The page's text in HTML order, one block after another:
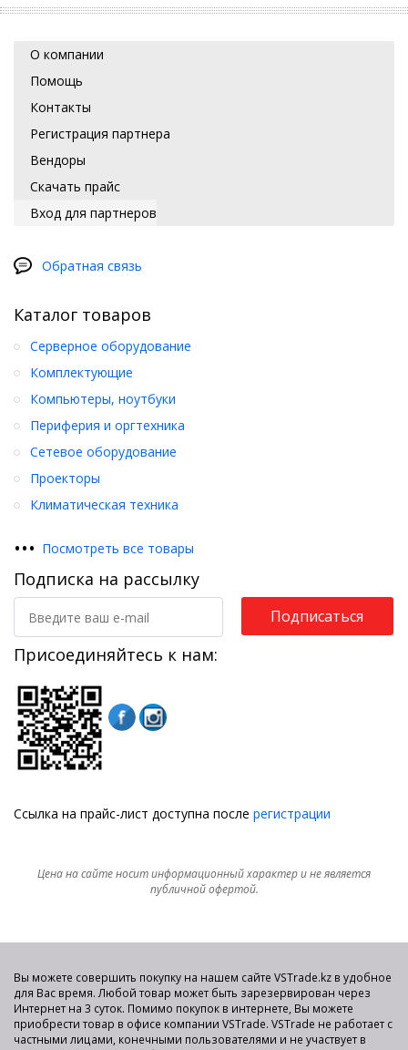
О компании
Помощь
Контакты
Регистрация партнера
Вендоры
Скачать прайс
Вход для партнеров
Обратная связь
Каталог товаров
Серверное оборудование
Комплектующие
Компьютеры, ноутбуки
Периферия и оргтехника
Сетевое оборудование
Проекторы
Климатическая техника
••• Посмотреть все товары
Подписка на рассылку
Подписаться
Присоединяйтесь к нам:
Ссылка на прайс-лист доступна после регистрации
Цена на сайте носит информационный характер и не является
публичной офертой.
Вы можете совершить покупку на нашем сайте VSTrade.kz в удобное
для Вас время. Любой товар может быть зарезервирован через
Интернет на 3 суток. Помимо покупок в интернете, Вы можете
приобрести товар в офисе компании VSTrade. VSTrade не работает с
частными лицами, конечными пользователями и не участвует в